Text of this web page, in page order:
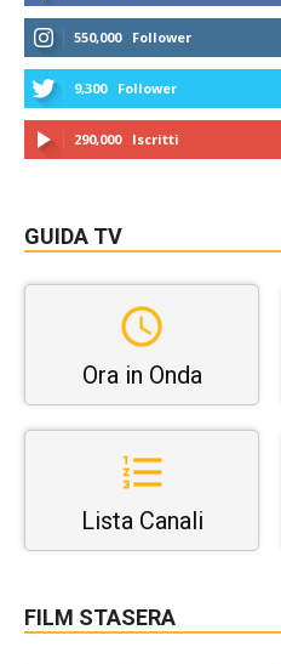
550,000 Follower
9,300 Follower
290,000 Iscritti
GUIDA TV
Ora in Onda
Lista Canali
FILM STASERA